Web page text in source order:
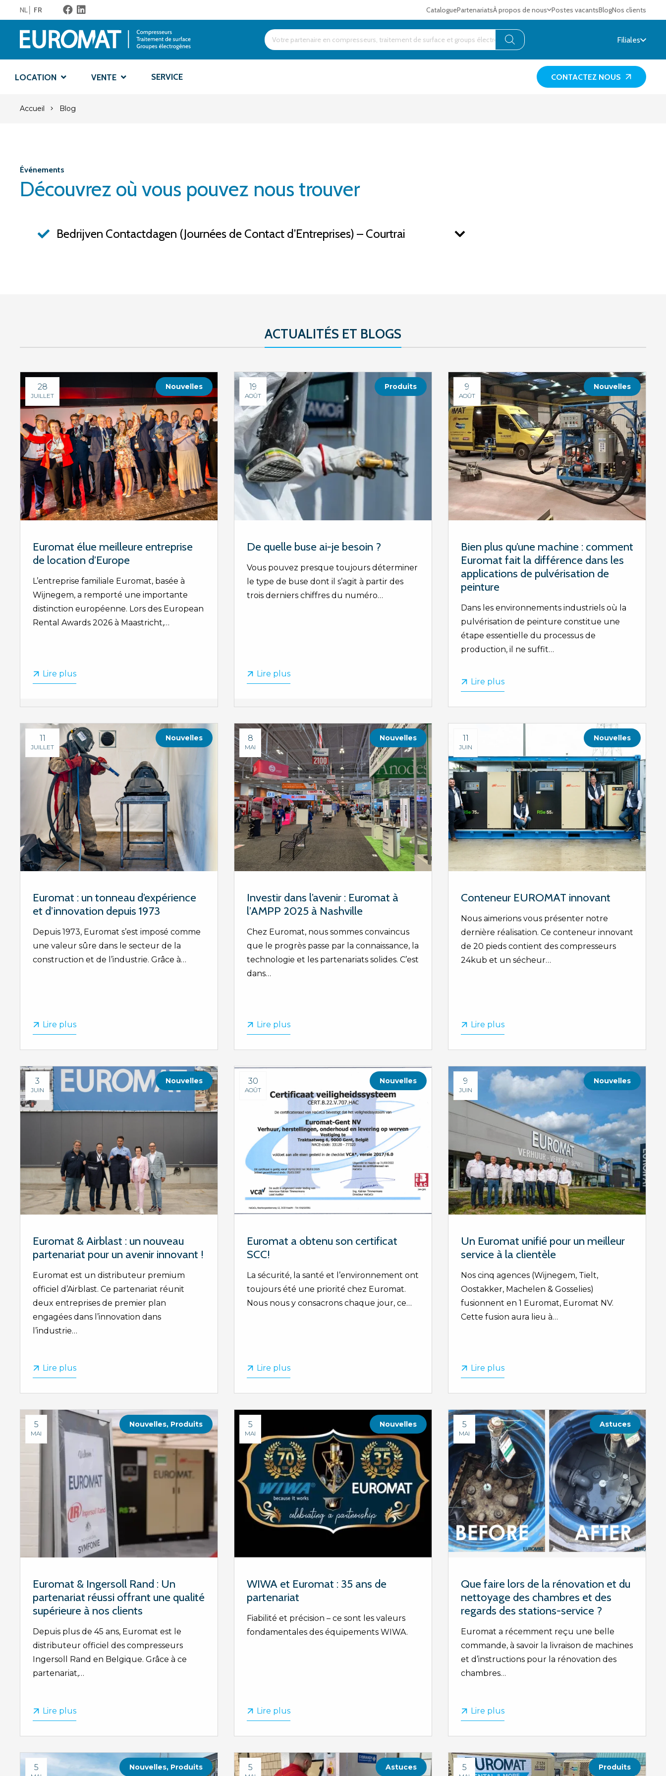
NL FR CataloguePartenariatsÀ propos de nous Postes vacantsBlogNos clients
Products
search
Filiales
LOCATION VENTE SERVICE CONTACTEZ NOUS
Accueil Blog
Événements
Découvrez où vous pouvez nous trouver
Bedrijven Contactdagen (Journées de Contact d’Entreprises) – Courtrai
ACTUALITÉS ET BLOGS
28
JUILLET
Nouvelles
Euromat élue meilleure entreprise
de location d’Europe
L’entreprise familiale Euromat, basée à
Wijnegem, a remporté une importante
distinction européenne. Lors des European
Rental Awards 2026 à Maastricht,…
Lire plus
19
AOÛT
Produits
De quelle buse ai-je besoin ?
Vous pouvez presque toujours déterminer
le type de buse dont il s’agit à partir des
trois derniers chiffres du numéro…
Lire plus
9
AOÛT
Nouvelles
Bien plus qu’une machine : comment
Euromat fait la différence dans les
applications de pulvérisation de
peinture
Dans les environnements industriels où la
pulvérisation de peinture constitue une
étape essentielle du processus de
production, il ne suffit…
Lire plus
11
JUILLET
Nouvelles
Euromat : un tonneau d’expérience
et d’innovation depuis 1973
Depuis 1973, Euromat s’est imposé comme
une valeur sûre dans le secteur de la
construction et de l’industrie. Grâce à…
Lire plus
8
MAI
Nouvelles
Investir dans l’avenir : Euromat à
l’AMPP 2025 à Nashville
Chez Euromat, nous sommes convaincus
que le progrès passe par la connaissance, la
technologie et les partenariats solides. C’est
dans…
Lire plus
11
JUIN
Nouvelles
Conteneur EUROMAT innovant
Nous aimerions vous présenter notre
dernière réalisation. Ce conteneur innovant
de 20 pieds contient des compresseurs
24kub et un sécheur…
Lire plus
3
JUIN
Nouvelles
Euromat & Airblast : un nouveau
partenariat pour un avenir innovant !
Euromat est un distributeur premium
officiel d’Airblast. Ce partenariat réunit
deux entreprises de premier plan
engagées dans l’innovation dans
l’industrie…
Lire plus
30
AOÛT
Nouvelles
Euromat a obtenu son certificat
SCC!
La sécurité, la santé et l’environnement ont
toujours été une priorité chez Euromat.
Nous nous y consacrons chaque jour, ce…
Lire plus
9
JUIN
Nouvelles
Un Euromat unifié pour un meilleur
service à la clientèle
Nos cinq agences (Wijnegem, Tielt,
Oostakker, Machelen & Gosselies)
fusionnent en 1 Euromat, Euromat NV.
Cette fusion aura lieu à…
Lire plus
5
MAI
Nouvelles, Produits
Euromat & Ingersoll Rand : Un
partenariat réussi offrant une qualité
supérieure à nos clients
Depuis plus de 45 ans, Euromat est le
distributeur officiel des compresseurs
Ingersoll Rand en Belgique. Grâce à ce
partenariat,…
Lire plus
5
MAI
Nouvelles
WIWA et Euromat : 35 ans de
partenariat
Fiabilité et précision – ce sont les valeurs
fondamentales des équipements WIWA.
Lire plus
5
MAI
Astuces
Que faire lors de la rénovation et du
nettoyage des chambres et des
regards des stations-service ?
Euromat a récemment reçu une belle
commande, à savoir la livraison de machines
et d’instructions pour la rénovation des
chambres…
Lire plus
5 Nouvelles, Produits 5 Astuces 5 Produits